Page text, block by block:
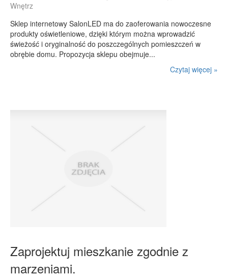
Wnętrz
Sklep internetowy SalonLED ma do zaoferowania nowoczesne
produkty oświetleniowe, dzięki którym można wprowadzić
świeżość i oryginalność do poszczególnych pomieszczeń w
obrębie domu. Propozycja sklepu obejmuje...
Czytaj więcej »
Zaprojektuj mieszkanie zgodnie z
marzeniami.